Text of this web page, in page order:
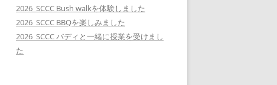
2026_SCCC Bush walkを体験しました
2026_SCCC BBQを楽しみました
2026_SCCC バディと一緒に授業を受けまし
た